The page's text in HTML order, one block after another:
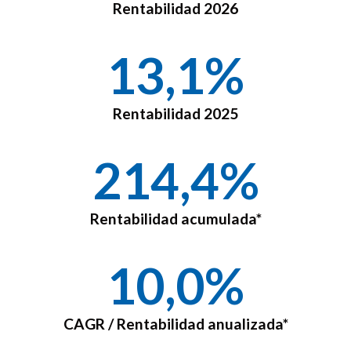
Rentabilidad 2026
13,1%
Rentabilidad 2025
214,4%
Rentabilidad acumulada*
10,0%
CAGR / Rentabilidad anualizada*